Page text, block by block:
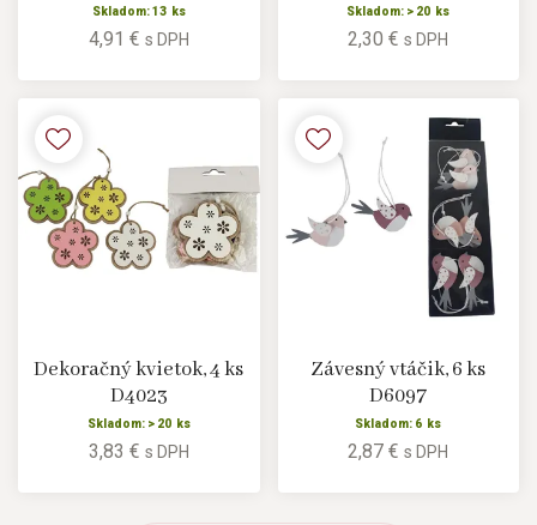
Skladom: 13 ks
4,91 € s DPH
Skladom: > 20 ks
2,30 €s DPH
Dekoračný kvietok, 4 ks
D4023
Skladom: > 20 ks
3,83 € s DPH
Závesný vtáčik, 6 ks
D6097
Skladom: 6 ks
2,87 €s DPH